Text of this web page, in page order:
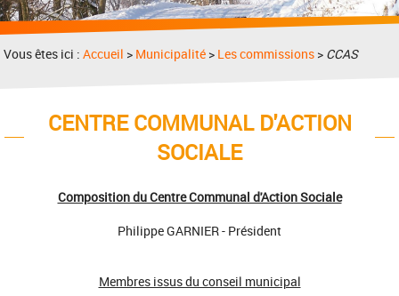
Vous êtes ici :Accueil > Municipalité > Les commissions > CCAS
CENTRE COMMUNAL D'ACTION
SOCIALE
Composition du Centre Communal d'Action Sociale
Philippe GARNIER - Président
Membres issus du conseil municipal